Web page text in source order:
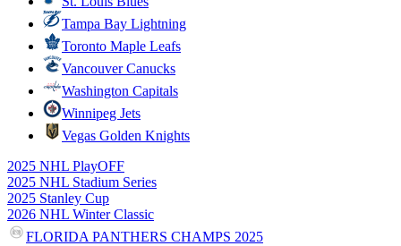
Tampa Bay Lightning
Toronto Maple Leafs
Vancouver Canucks
Washington Capitals
Winnipeg Jets
Vegas Golden Knights
2025 NHL PlayOFF
2025 NHL Stadium Series
2025 Stanley Cup
2026 NHL Winter Classic
FLORIDA PANTHERS CHAMPS 2025